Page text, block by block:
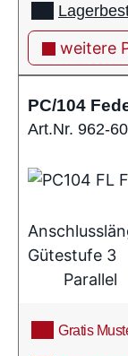
weitere
PC/104
Art.Nr. 962-
Gütestufe 3
Parallel
Gratis